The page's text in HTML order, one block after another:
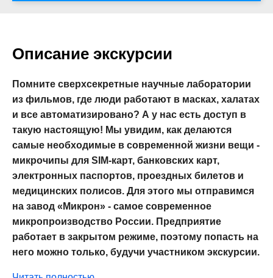
Описание экскурсии
Помните сверхсекретные научные лаборатории
из фильмов, где люди работают в масках, халатах
и все автоматизировано? А у нас есть доступ в
такую настоящую! Мы увидим, как делаются
самые необходимые в современной жизни вещи -
микрочипы для SIM-карт, банковских карт,
электронных паспортов, проездных билетов и
медицинских полисов. Для этого мы отправимся
на завод «Микрон» - самое современное
микропроизводство России. Предприятие
работает в закрытом режиме, поэтому попасть на
него можно только, будучи участником экскурсии.